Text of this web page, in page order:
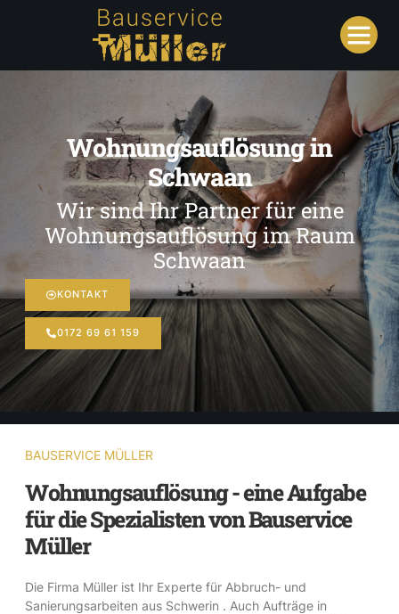
Wohnungsauflösung in
Schwaan
Wir sind Ihr Partner für eine
Wohnungsauflösung im Raum
Schwaan
KONTAKT
0172 69 61 159
BAUSERVICE MÜLLER
Wohnungsauflösung - eine Aufgabe
für die Spezialisten von Bauservice
Müller
Die Firma Müller ist Ihr Experte für Abbruch- und
Sanierungsarbeiten aus Schwerin . Auch Aufträge in